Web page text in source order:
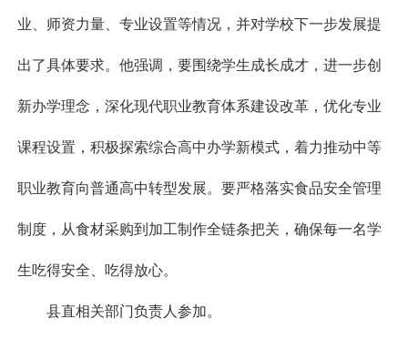
业、师资力量、专业设置等情况，并对学校下一步发展提
出了具体要求。他强调，要围绕学生成长成才，进一步创
新办学理念，深化现代职业教育体系建设改革，优化专业
课程设置，积极探索综合高中办学新模式，着力推动中等
职业教育向普通高中转型发展。要严格落实食品安全管理
制度，从食材采购到加工制作全链条把关，确保每一名学
生吃得安全、吃得放心。
县直相关部门负责人参加。